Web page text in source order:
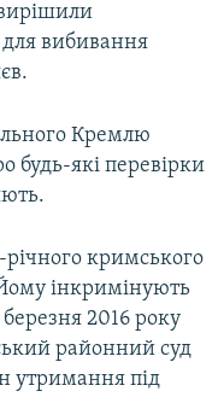
вибивання
Кремлю
будь-які перевірки
річного кримського
інкримінують
2016 року
районний суд
утримання під